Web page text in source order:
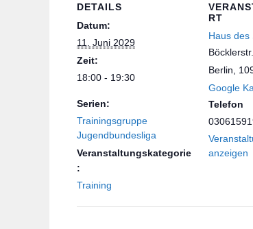
DETAILS
Datum:
11. Juni 2029
Zeit:
18:00 - 19:30
Serien:
Trainingsgruppe
Jugendbundesliga
Veranstaltungskategorie
:
Training
RT
Haus des
Berlin
Google
Telefon
anzeigen